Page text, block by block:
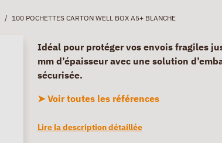
/ 100 POCHETTES CARTON WELL BOX A5+ BLANCHE
Idéal pour protéger vos envois fragiles
mm d’épaisseur avec une solution
sécurisée.
➤ Voir toutes les références
Lire la description détaillée